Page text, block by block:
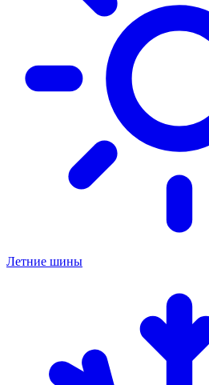
Летние шины